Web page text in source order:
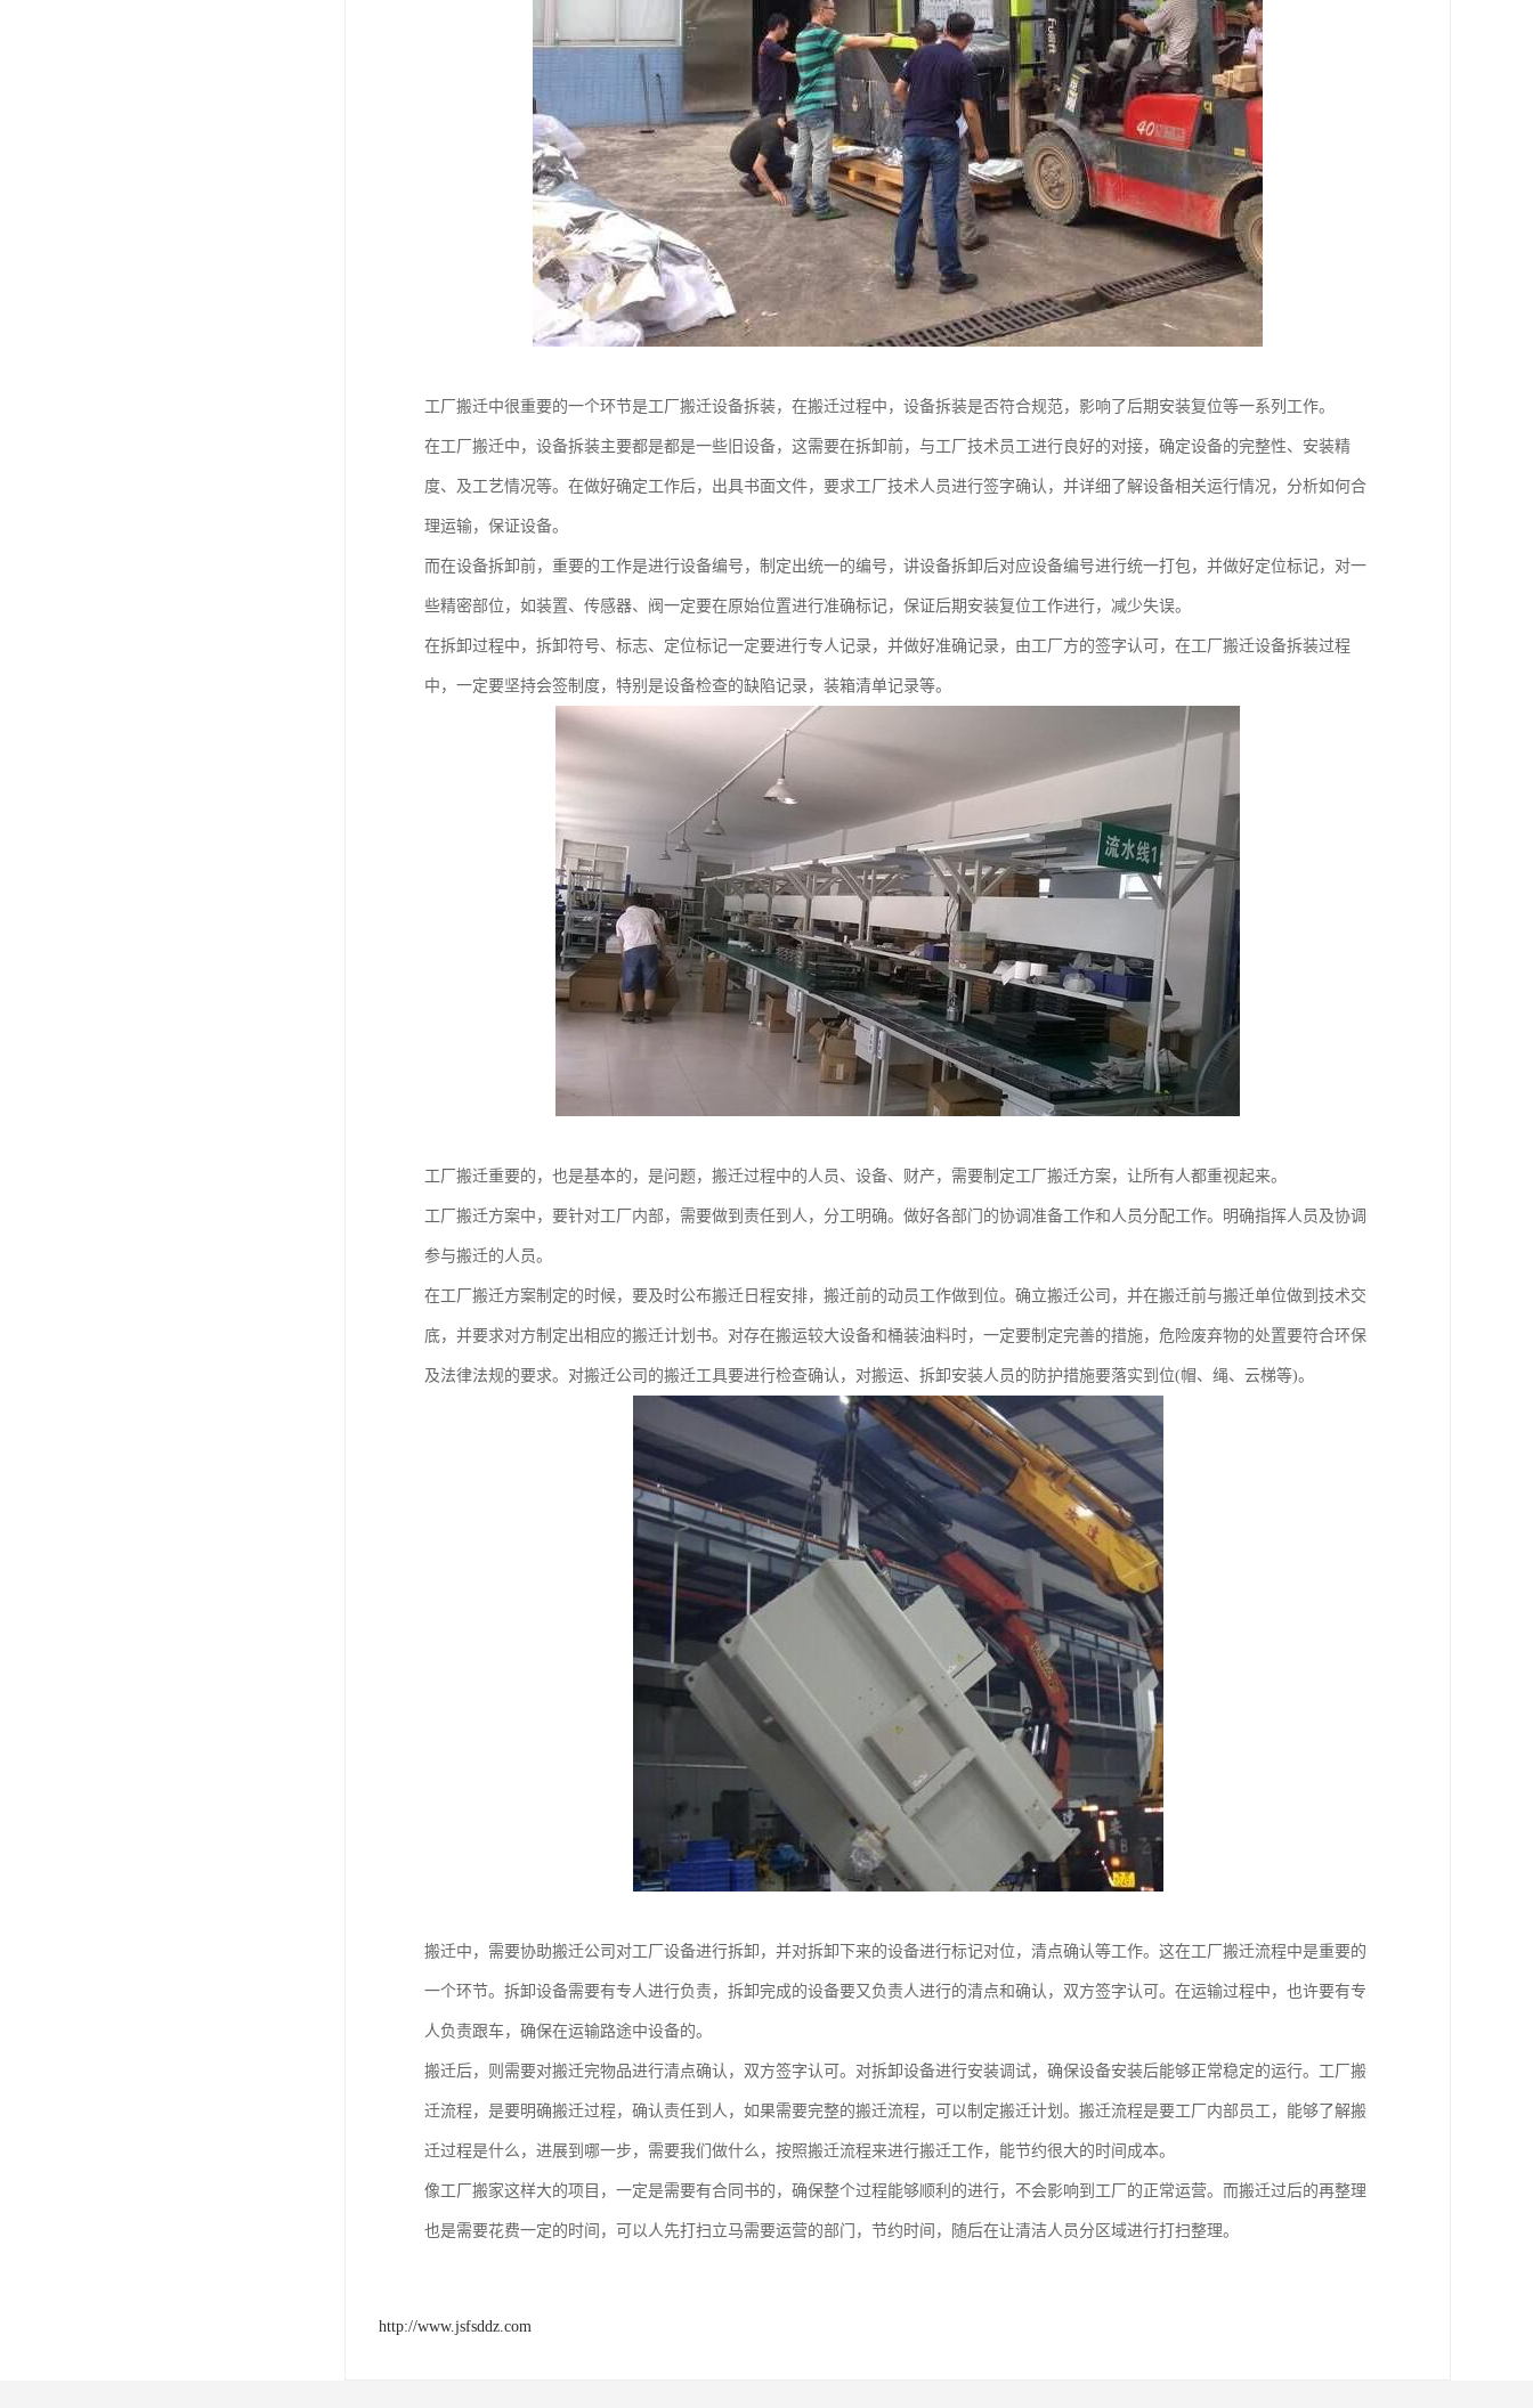
工厂搬迁中很重要的一个环节是工厂搬迁设备拆装，在搬迁过程中，设备拆装是否符合规范，影响了后期安装复位等一系列工作。
在工厂搬迁中，设备拆装主要都是都是一些旧设备，这需要在拆卸前，与工厂技术员工进行良好的对接，确定设备的完整性、安装精
度、及工艺情况等。在做好确定工作后，出具书面文件，要求工厂技术人员进行签字确认，并详细了解设备相关运行情况，分析如何合
理运输，保证设备。
而在设备拆卸前，重要的工作是进行设备编号，制定出统一的编号，讲设备拆卸后对应设备编号进行统一打包，并做好定位标记，对一
些精密部位，如装置、传感器、阀一定要在原始位置进行准确标记，保证后期安装复位工作进行，减少失误。
在拆卸过程中，拆卸符号、标志、定位标记一定要进行专人记录，并做好准确记录，由工厂方的签字认可，在工厂搬迁设备拆装过程
中，一定要坚持会签制度，特别是设备检查的缺陷记录，装箱清单记录等。
工厂搬迁重要的，也是基本的，是问题，搬迁过程中的人员、设备、财产，需要制定工厂搬迁方案，让所有人都重视起来。
工厂搬迁方案中，要针对工厂内部，需要做到责任到人，分工明确。做好各部门的协调准备工作和人员分配工作。明确指挥人员及协调
参与搬迁的人员。
在工厂搬迁方案制定的时候，要及时公布搬迁日程安排，搬迁前的动员工作做到位。确立搬迁公司，并在搬迁前与搬迁单位做到技术交
底，并要求对方制定出相应的搬迁计划书。对存在搬运较大设备和桶装油料时，一定要制定完善的措施，危险废弃物的处置要符合环保
及法律法规的要求。对搬迁公司的搬迁工具要进行检查确认，对搬运、拆卸安装人员的防护措施要落实到位(帽、绳、云梯等)。
搬迁中，需要协助搬迁公司对工厂设备进行拆卸，并对拆卸下来的设备进行标记对位，清点确认等工作。这在工厂搬迁流程中是重要的
一个环节。拆卸设备需要有专人进行负责，拆卸完成的设备要又负责人进行的清点和确认，双方签字认可。在运输过程中，也许要有专
人负责跟车，确保在运输路途中设备的。
搬迁后，则需要对搬迁完物品进行清点确认，双方签字认可。对拆卸设备进行安装调试，确保设备安装后能够正常稳定的运行。工厂搬
迁流程，是要明确搬迁过程，确认责任到人，如果需要完整的搬迁流程，可以制定搬迁计划。搬迁流程是要工厂内部员工，能够了解搬
迁过程是什么，进展到哪一步，需要我们做什么，按照搬迁流程来进行搬迁工作，能节约很大的时间成本。
像工厂搬家这样大的项目，一定是需要有合同书的，确保整个过程能够顺利的进行，不会影响到工厂的正常运营。而搬迁过后的再整理
也是需要花费一定的时间，可以人先打扫立马需要运营的部门，节约时间，随后在让清洁人员分区域进行打扫整理。
http://www.jsfsddz.com